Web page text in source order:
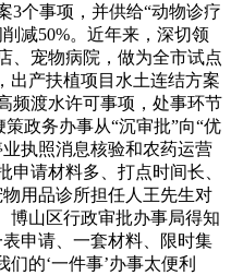
3个事项，并供给“动物诊疗
减50%。近年来，深切领
、宠物病院，做为全市试点
出产扶植项目水土连结方案
频渡水许可事项，处事环节
政务办事从“沉审批”向“优
执照消息核验和农药运营
申请材料多、打点时间长、
用品诊所担任人王先生对
博山区行政审批办事局得知
申请、一套材料、限时集
的‘一件事’办事太便利